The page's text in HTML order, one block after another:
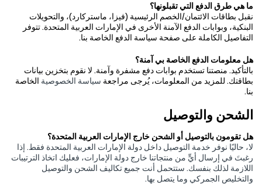
ما هي طرق الدفع التي تقبلونها؟
نقبل بطاقات الائتمان/الخصم الرئيسية (فيزا، ماستركارد)، والتحويلات
البنكية، وبوابات الدفع الآمنة الأخرى في الإمارات العربية المتحدة. تتوفر
التفاصيل الكاملة على صفحة سياسة الدفع الخاصة بنا.
هل معلومات الدفع الخاصة بي آمنة؟
بالتأكيد. منصتنا تستخدم بوابات دفع مشفرة وآمنة. لا نقوم بتخزين بيانات
بطاقتك. للمزيد من المعلومات، يُرجى مراجعة سياسة الخصوصية الخاصة
بنا.
الشحن والتوصيل
هل تقومون بالتوصيل أو الشحن خارج الإمارات العربية المتحدة؟
لا، حاليًا نوفر خدمة التوصيل داخل دولة الإمارات العربية المتحدة فقط. إذا
رغبتَ في إرسال أيٍّ من منتجاتنا خارج دولة الإمارات، فعليك اتخاذ الترتيبات
اللازمة لذلك بنفسك. ستتحمل أنت جميع تكاليف الشحن والتوصيل
والتخليص الجمركي وما يتصل بها.